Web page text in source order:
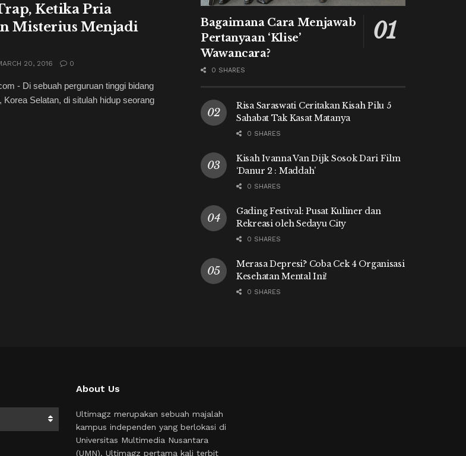
Ketika Pria
Misterius Menjadi
20, 2016 0
- Di sebuah perguruan tinggi bidang
Selatan, di situlah hidup seorang
Bagaimana Cara Menjawab
Pertanyaan ‘Klise’
Wawancara?
0 SHARES
Risa Saraswati Ceritakan Kisah Pilu 5
Sahabat Tak Kasat Matanya
0 SHARES
Kisah Ivanna Van Dijk Sosok Dari Film
‘Danur 2 : Maddah’
0 SHARES
Gading Festival: Pusat Kuliner dan
Rekreasi oleh Sedayu City
0 SHARES
Merasa Depresi? Coba Cek 4 Organisasi
Kesehatan Mental Ini!
0 SHARES
About Us
Ultimagz merupakan sebuah majalah
kampus independen yang berlokasi di
Universitas Multimedia Nusantara
(UMN). Ultimagz pertama kali terbit